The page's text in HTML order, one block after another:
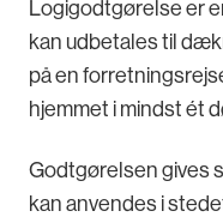
Logigodtgørelse er
kan udbetales til
på en
hjemmet i mindst ét
Godtgørelsen gives
kan anvendes i